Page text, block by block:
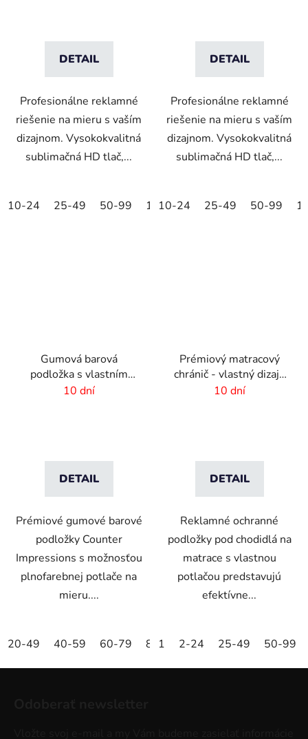
DETAIL
Profesionálne reklamné
riešenie na mieru s vaším
dizajnom. Vysokokvalitná
sublimačná HD tlač,...
10-24 25-49 50-99 100-249 250-499 500+
DETAIL
Profesionálne reklamné
riešenie na mieru s vaším
dizajnom. Vysokokvalitná
sublimačná HD tlač,...
10-24 25-49 50-99
Gumová barová
podložka s vlastním
dizajnom - 355x355x4
10 dní
DETAIL
Prémiové gumové barové
podložky Counter
Impressions s možnosťou
plnofarebnej potlače na
mieru....
20-49 40-59 60-79 80-99 +100
Prémiový matracový
chránič - vlastný dizajn
-1370x440mm
10 dní
DETAIL
Reklamné ochranné
podložky pod chodidlá na
matrace s vlastnou
potlačou predstavujú
efektívne...
1 2-24 25-49 50-99